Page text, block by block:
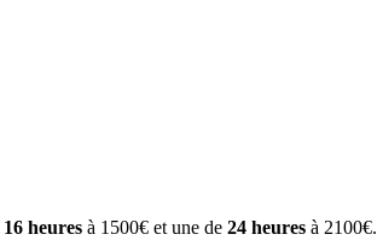
16 heures à 1500€ et une de 24 heures à 2100€.